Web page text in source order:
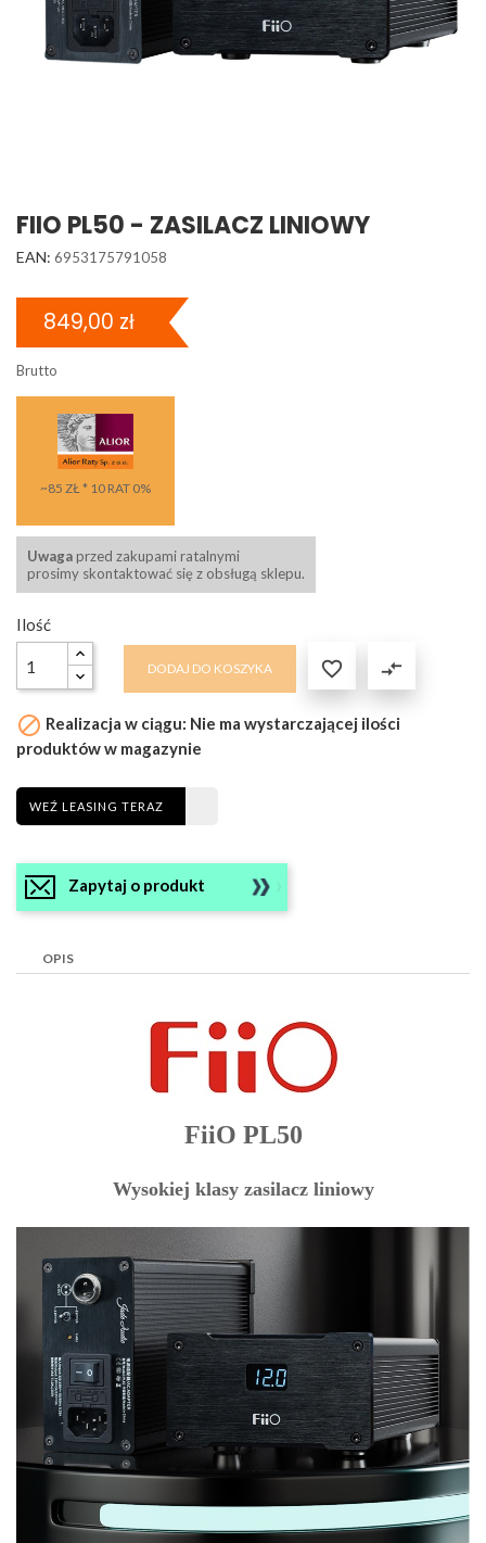
FIIO PL50 - ZASILACZ LINIOWY
EAN: 6953175791058
849,00 zł
Brutto
~85 ZŁ * 10 RAT 0%
Uwaga przed zakupami ratalnymi
prosimy skontaktować się z obsługą sklepu.
Ilość
DODAJ DO KOSZYKA  compare_arrows
 Realizacja w ciągu: Nie ma wystarczającej ilości
produktów w magazynie
WEŹ LEASING TERAZ
Zapytaj o produkt
OPIS
FiiO PL50
Wysokiej klasy zasilacz liniowy